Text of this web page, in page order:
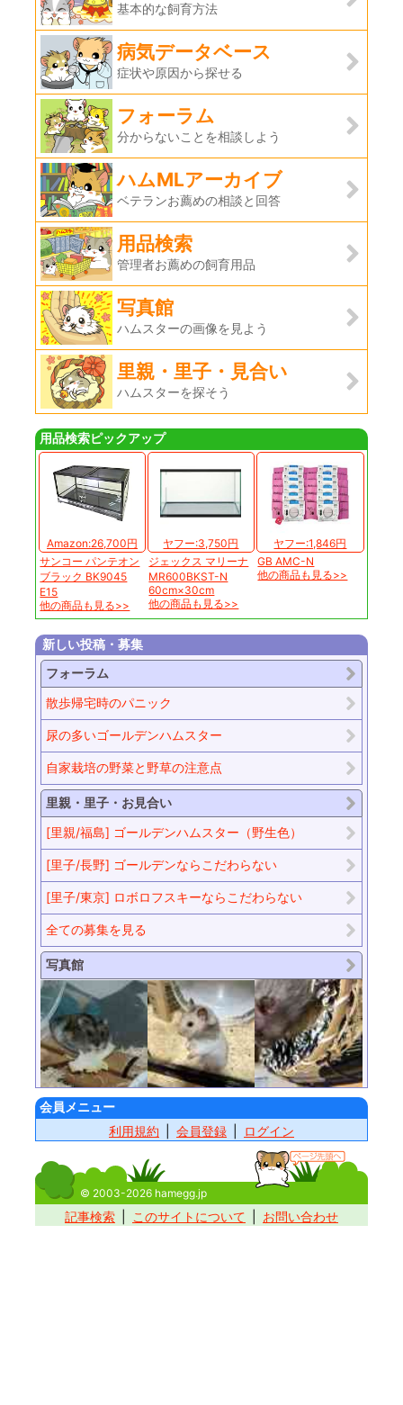
基本的な飼育方法
病気データベース
症状や原因から探せる
フォーラム
分からないことを相談しよう
ハムMLアーカイブ
ベテランお薦めの相談と回答
用品検索
管理者お薦めの飼育用品
写真館
ハムスターの画像を見よう
里親・里子・見合い
ハムスターを探そう
用品検索ピックアップ
Amazon:26,700円
サンコー パンテオン
ブラック BK9045
E15
他の商品も見る>>
ヤフー:3,750円
ジェックス マリーナ
MR600BKST-N
60cm×30cm
他の商品も見る>>
ヤフー:1,846円
GB AMC-N
他の商品も見る>>
新しい投稿・募集
フォーラム
散歩帰宅時のパニック
尿の多いゴールデンハムスター
自家栽培の野菜と野草の注意点
里親・里子・お見合い
[里親/福島] ゴールデンハムスター（野生色）
[里子/長野] ゴールデンならこだわらない
[里子/東京] ロボロフスキーならこだわらない
全ての募集を見る
写真館
会員メニュー
利用規約
会員登録 ログイン
© 2003-2026 hamegg.jp
記事検索 このサイトについて お問い合わせ